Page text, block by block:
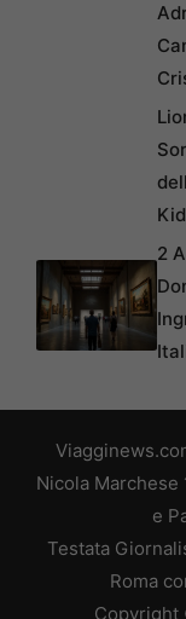
2
Nicola Marchese
e
Testata
Roma